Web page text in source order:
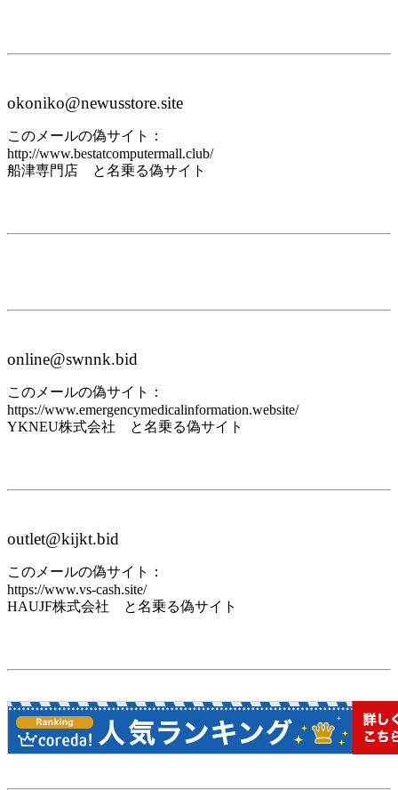
okoniko@newusstore.site
このメールの偽サイト：
http://www.bestatcomputermall.club/
船津専門店 と名乗る偽サイト
online@swnnk.bid
このメールの偽サイト：
https://www.emergencymedicalinformation.website/
YKNEU株式会社 と名乗る偽サイト
outlet@kijkt.bid
このメールの偽サイト：
https://www.vs-cash.site/
HAUJF株式会社 と名乗る偽サイト